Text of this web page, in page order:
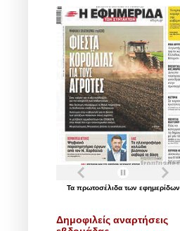
Τα πρωτοσέλιδα των εφημερίδων
Δημοφιλείς αναρτήσεις